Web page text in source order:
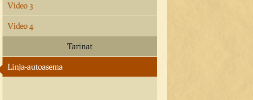
Video 3
Video 4
Tarinat
Linja-autoasema